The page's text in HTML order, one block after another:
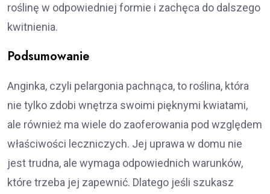
roślinę w odpowiedniej formie i zachęca do dalszego
kwitnienia.
Podsumowanie
Anginka, czyli pelargonia pachnąca, to roślina, która
nie tylko zdobi wnętrza swoimi pięknymi kwiatami,
ale również ma wiele do zaoferowania pod względem
właściwości leczniczych. Jej uprawa w domu nie
jest trudna, ale wymaga odpowiednich warunków,
które trzeba jej zapewnić. Dlatego jeśli szukasz